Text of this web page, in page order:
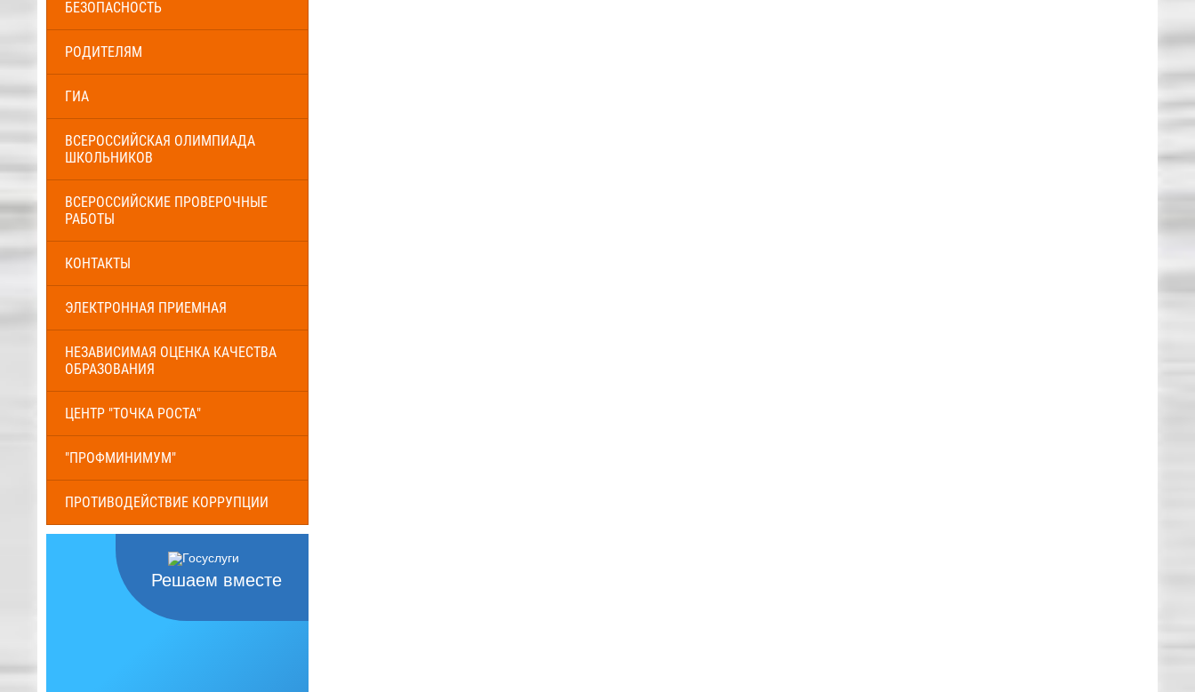
БЕЗОПАСНОСТЬ
РОДИТЕЛЯМ
ГИА
ВСЕРОССИЙСКАЯ ОЛИМПИАДА
ШКОЛЬНИКОВ
ВСЕРОССИЙСКИЕ ПРОВЕРОЧНЫЕ
РАБОТЫ
КОНТАКТЫ
ЭЛЕКТРОННАЯ ПРИЕМНАЯ
НЕЗАВИСИМАЯ ОЦЕНКА КАЧЕСТВА
ОБРАЗОВАНИЯ
ЦЕНТР "ТОЧКА РОСТА"
"ПРОФМИНИМУМ"
ПРОТИВОДЕЙСТВИЕ КОРРУПЦИИ
Решаем вместе